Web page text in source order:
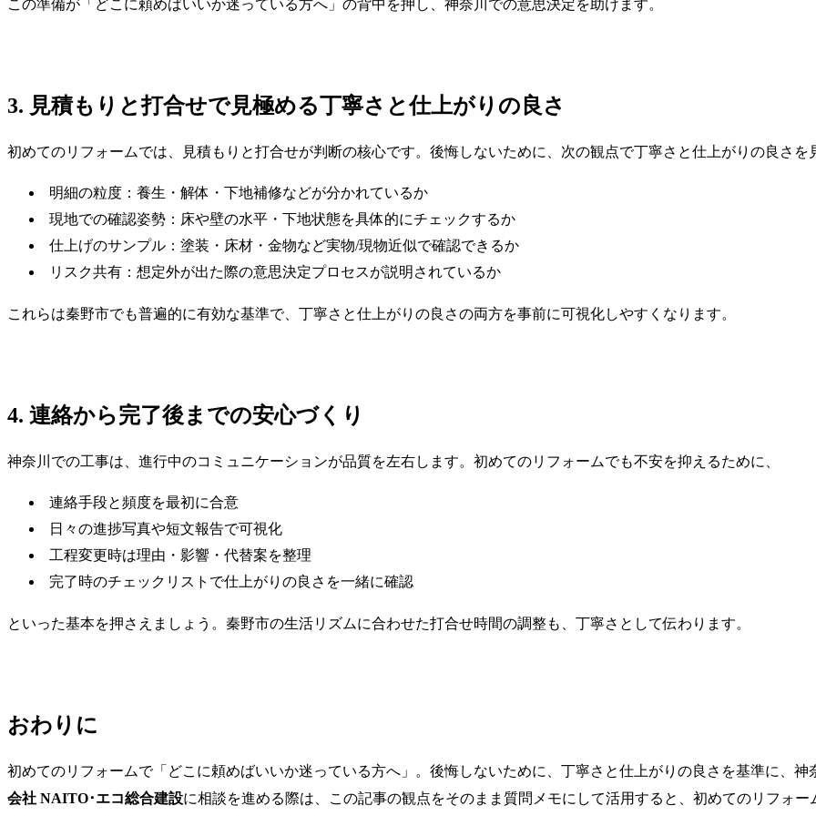
この準備が「どこに頼めばいいか迷っている方へ」の背中を押し、神奈川での意思決定を助けます。
3. 見積もりと打合せで見極める丁寧さと仕上がりの良さ
初めてのリフォームでは、見積もりと打合せが判断の核心です。後悔しないために、次の観点で丁寧さと仕上がりの良さを
明細の粒度：養生・解体・下地補修などが分かれているか
現地での確認姿勢：床や壁の水平・下地状態を具体的にチェックするか
仕上げのサンプル：塗装・床材・金物など実物/現物近似で確認できるか
リスク共有：想定外が出た際の意思決定プロセスが説明されているか
これらは秦野市でも普遍的に有効な基準で、丁寧さと仕上がりの良さの両方を事前に可視化しやすくなります。
4. 連絡から完了後までの安心づくり
神奈川での工事は、進行中のコミュニケーションが品質を左右します。初めてのリフォームでも不安を抑えるために、
連絡手段と頻度を最初に合意
日々の進捗写真や短文報告で可視化
工程変更時は理由・影響・代替案を整理
完了時のチェックリストで仕上がりの良さを一緒に確認
といった基本を押さえましょう。秦野市の生活リズムに合わせた打合せ時間の調整も、丁寧さとして伝わります。
おわりに
初めてのリフォームで「どこに頼めばいいか迷っている方へ」。後悔しないために、丁寧さと仕上がりの良さを基準に、神
会社 NAITO･エコ総合建設に相談を進める際は、この記事の観点をそのまま質問メモにして活用すると、初めてのリフォ